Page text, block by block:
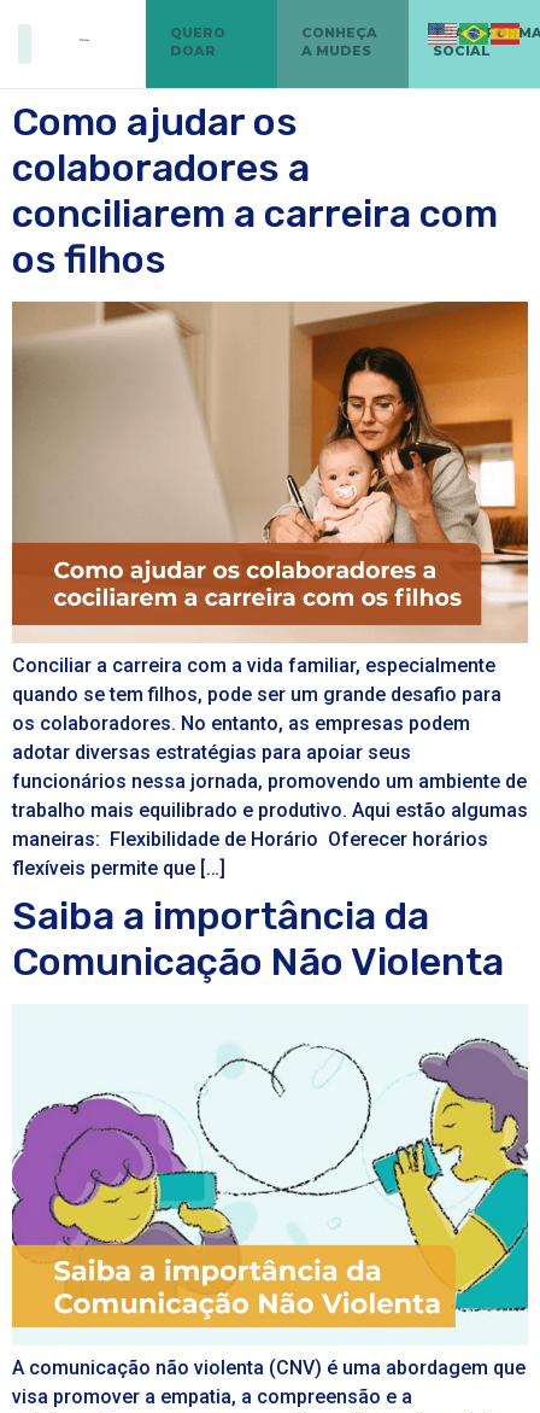
QUERO
DOAR
CONHEÇA
A MUDES
SOCIAL
Como ajudar os
colaboradores a
conciliarem a carreira com
os filhos
Conciliar a carreira com a vida familiar, especialmente
quando se tem filhos, pode ser um grande desafio para
os colaboradores. No entanto, as empresas podem
adotar diversas estratégias para apoiar seus
funcionários nessa jornada, promovendo um ambiente de
trabalho mais equilibrado e produtivo. Aqui estão algumas
maneiras: Flexibilidade de Horário Oferecer horários
flexíveis permite que […]
Saiba a importância da
Comunicação Não Violenta
A comunicação não violenta (CNV) é uma abordagem que
visa promover a empatia, a compreensão e a